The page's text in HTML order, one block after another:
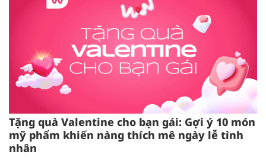
Tặng quà Valentine cho bạn gái: Gợi ý 10 món
mỹ phẩm khiến nàng thích mê ngày lễ tình
nhân